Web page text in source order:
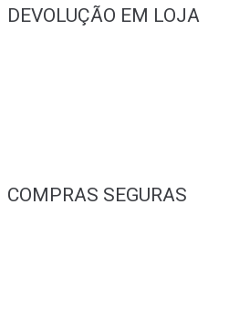
DEVOLUÇÃO EM LOJA
COMPRAS SEGURAS